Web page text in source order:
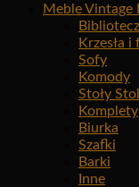
Meble Vintage
Krzesła i
Sofy
Komody
Stoły
Komplety
Biurka
Szafki
Barki
Inne